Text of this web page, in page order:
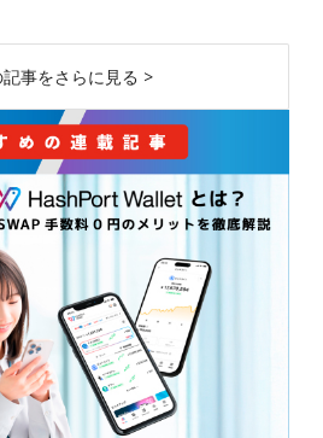
事をさらに見る >